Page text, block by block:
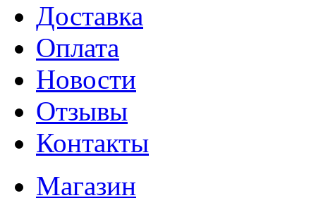
Доставка
Оплата
Новости
Отзывы
Контакты
Магазин